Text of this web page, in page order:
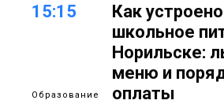
15:15
Образование
Как устроено
школьное
Норильске:
меню и
оплаты